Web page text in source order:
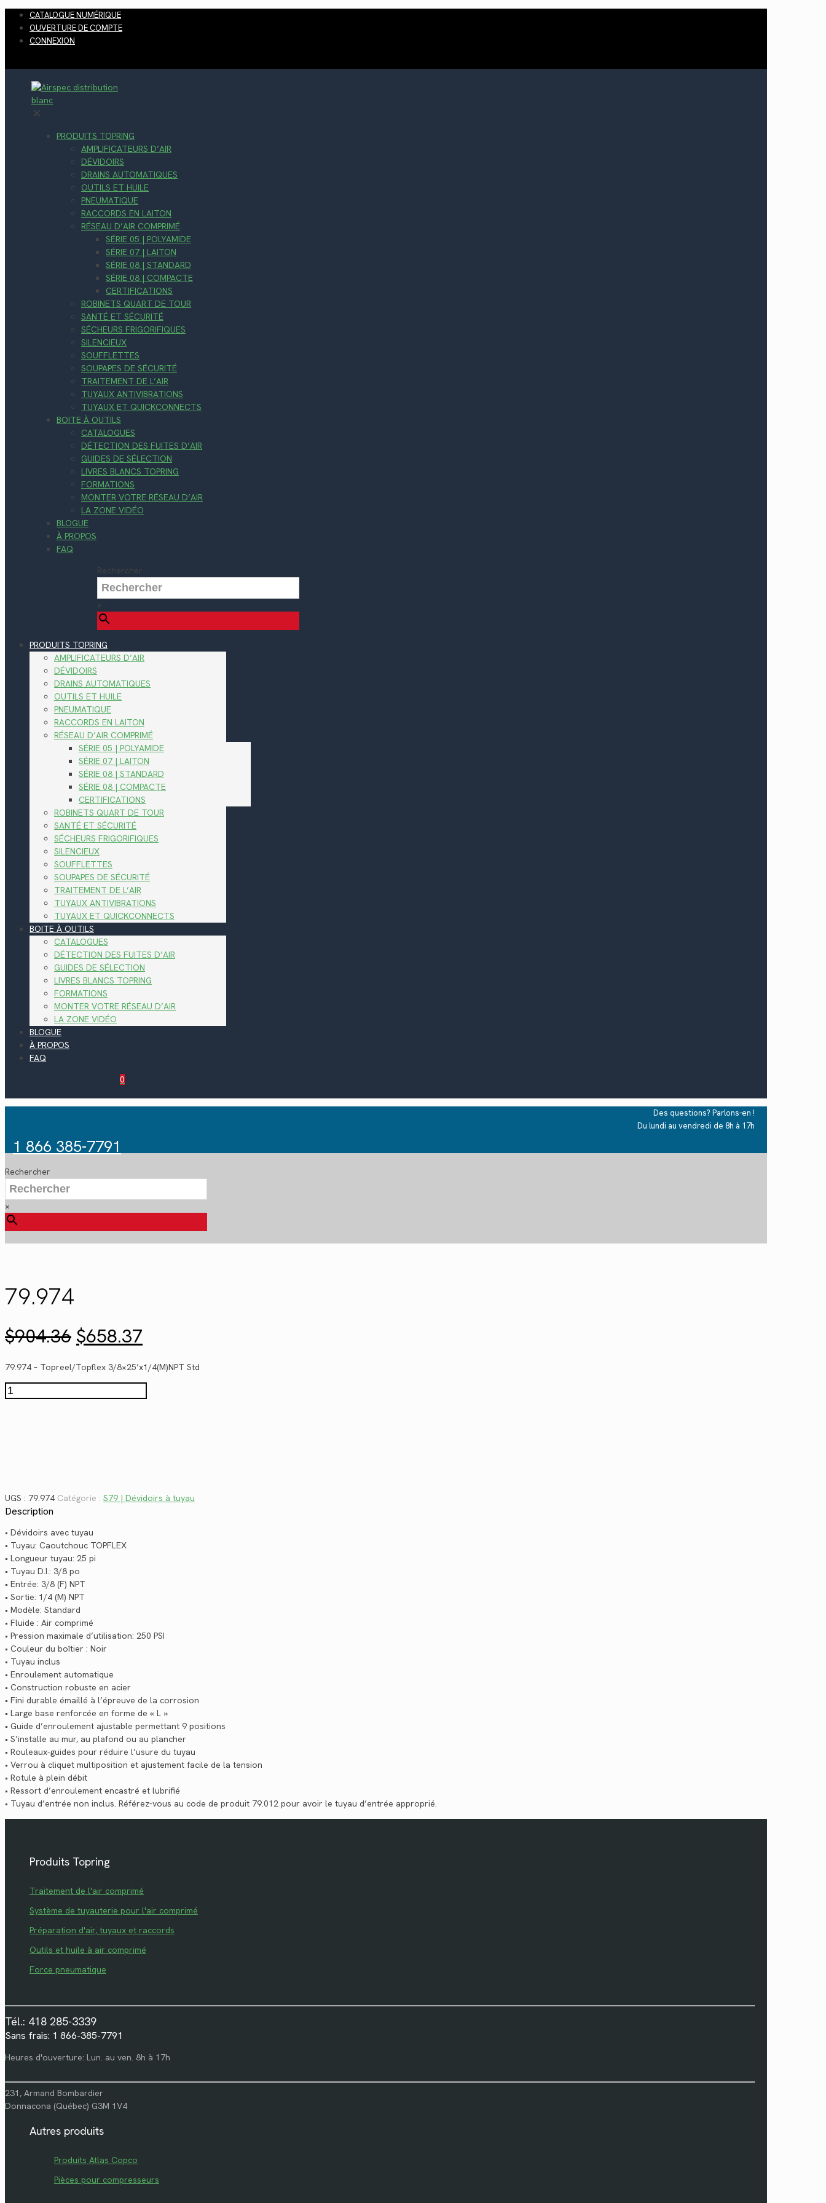
CATALOGUE NUMÉRIQUE
OUVERTURE DE COMPTE
CONNEXION
✕
PRODUITS TOPRING
AMPLIFICATEURS D’AIR
DÉVIDOIRS
DRAINS AUTOMATIQUES
OUTILS ET HUILE
PNEUMATIQUE
RACCORDS EN LAITON
RÉSEAU D’AIR COMPRIMÉ
SÉRIE 05 | POLYAMIDE
SÉRIE 07 | LAITON
SÉRIE 08 | STANDARD
SÉRIE 08 | COMPACTE
CERTIFICATIONS
ROBINETS QUART DE TOUR
SANTÉ ET SÉCURITÉ
SÉCHEURS FRIGORIFIQUES
SILENCIEUX
SOUFFLETTES
SOUPAPES DE SÉCURITÉ
TRAITEMENT DE L’AIR
TUYAUX ANTIVIBRATIONS
TUYAUX ET QUICKCONNECTS
BOITE À OUTILS
CATALOGUES
DÉTECTION DES FUITES D’AIR
GUIDES DE SÉLECTION
LIVRES BLANCS TOPRING
FORMATIONS
MONTER VOTRE RÉSEAU D’AIR
LA ZONE VIDÉO
BLOGUE
À PROPOS
FAQ
Rechercher
×
PRODUITS TOPRING
AMPLIFICATEURS D’AIR
DÉVIDOIRS
DRAINS AUTOMATIQUES
OUTILS ET HUILE
PNEUMATIQUE
RACCORDS EN LAITON
RÉSEAU D’AIR COMPRIMÉ
SÉRIE 05 | POLYAMIDE
SÉRIE 07 | LAITON
SÉRIE 08 | STANDARD
SÉRIE 08 | COMPACTE
CERTIFICATIONS
ROBINETS QUART DE TOUR
SANTÉ ET SÉCURITÉ
SÉCHEURS FRIGORIFIQUES
SILENCIEUX
SOUFFLETTES
SOUPAPES DE SÉCURITÉ
TRAITEMENT DE L’AIR
TUYAUX ANTIVIBRATIONS
TUYAUX ET QUICKCONNECTS
BOITE À OUTILS
CATALOGUES
DÉTECTION DES FUITES D’AIR
GUIDES DE SÉLECTION
LIVRES BLANCS TOPRING
FORMATIONS
MONTER VOTRE RÉSEAU D’AIR
LA ZONE VIDÉO
BLOGUE
À PROPOS
FAQ
0
Des questions? Parlons-en !
Du lundi au vendredi de 8h à 17h
1 866 385-7791
Rechercher
×
79.974
$904.36 Le
prix
initial
était :
$904.36.
$658.37
prix
actuel
est :
$658.37.
79.974 – Topreel/Topflex 3/8×25’x1/4(M)NPT Std
quantité
de
UGS : 79.974 Catégorie : S79 | Dévidoirs à tuyau
Description
• Dévidoirs avec tuyau
• Tuyau: Caoutchouc TOPFLEX
• Longueur tuyau: 25 pi
• Tuyau D.I.: 3/8 po
• Entrée: 3/8 (F) NPT
• Sortie: 1/4 (M) NPT
• Modèle: Standard
• Fluide : Air comprimé
• Pression maximale d’utilisation: 250 PSI
• Couleur du boîtier : Noir
• Tuyau inclus
• Enroulement automatique
• Construction robuste en acier
• Fini durable émaillé à l’épreuve de la corrosion
• Large base renforcée en forme de « L »
• Guide d’enroulement ajustable permettant 9 positions
• S’installe au mur, au plafond ou au plancher
• Rouleaux-guides pour réduire l’usure du tuyau
• Verrou à cliquet multiposition et ajustement facile de la tension
• Rotule à plein débit
• Ressort d’enroulement encastré et lubrifié
• Tuyau d’entrée non inclus. Référez-vous au code de produit 79.012 pour avoir le tuyau d’entrée approprié.
Produits Topring
Traitement de l'air comprimé
Système de tuyauterie pour l'air comprimé
Préparation d'air, tuyaux et raccords
Outils et huile à air comprimé
Force pneumatique
Tél.: 418 285-3339
Sans frais: 1 866-385-7791
Heures d'ouverture: Lun. au ven. 8h à 17h
231, Armand Bombardier
Donnacona (Québec) G3M 1V4
Autres produits
Produits Atlas Copco
Pièces pour compresseurs